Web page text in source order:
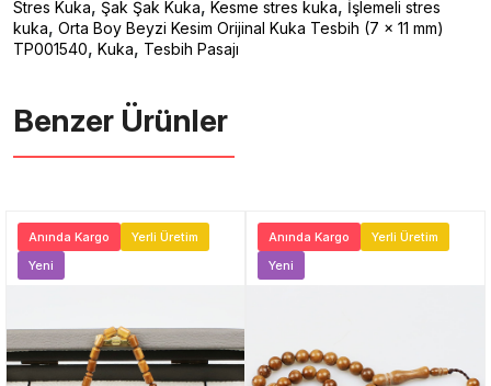
Stres Kuka, Şak Şak Kuka, Kesme stres kuka, İşlemeli stres
kuka, Orta Boy Beyzi Kesim Orijinal Kuka Tesbih (7 x 11 mm)
TP001540, Kuka, Tesbih Pasajı
Benzer Ürünler ️
Anında Kargo
Yerli Üretim
Yeni
Anında Kargo
Yerli Üretim
Yeni